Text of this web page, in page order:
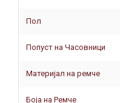
Пол
Попуст на Часовници
Материјал на ремче
Боја на Ремче